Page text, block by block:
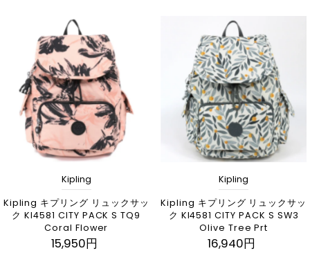
Kipling
Kipling キプリング リュックサッ
ク KI4581 CITY PACK S TQ9
Coral Flower
15,950円
Kipling
Kipling キプリング リュックサッ
ク KI4581 CITY PACK S SW3
Olive Tree Prt
16,940円